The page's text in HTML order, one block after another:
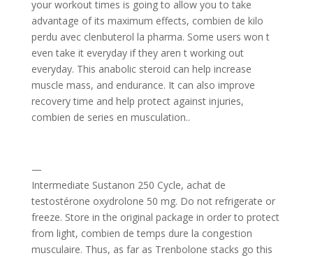
your workout times is going to allow you to take
advantage of its maximum effects, combien de kilo
perdu avec clenbuterol la pharma. Some users won t
even take it everyday if they aren t working out
everyday. This anabolic steroid can help increase
muscle mass, and endurance. It can also improve
recovery time and help protect against injuries,
combien de series en musculation..
—
Intermediate Sustanon 250 Cycle, achat de
testostérone oxydrolone 50 mg. Do not refrigerate or
freeze. Store in the original package in order to protect
from light, combien de temps dure la congestion
musculaire. Thus, as far as Trenbolone stacks go this